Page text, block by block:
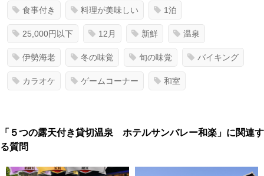
食事付き 料理が美味しい 1泊
25,000円以下 12月 新鮮 温泉
伊勢海老 冬の味覚 旬の味覚 バイキング
カラオケ ゲームコーナー 和室
「５つの露天付き貸切温泉 ホテルサンバレー和楽」に関連す
る質問